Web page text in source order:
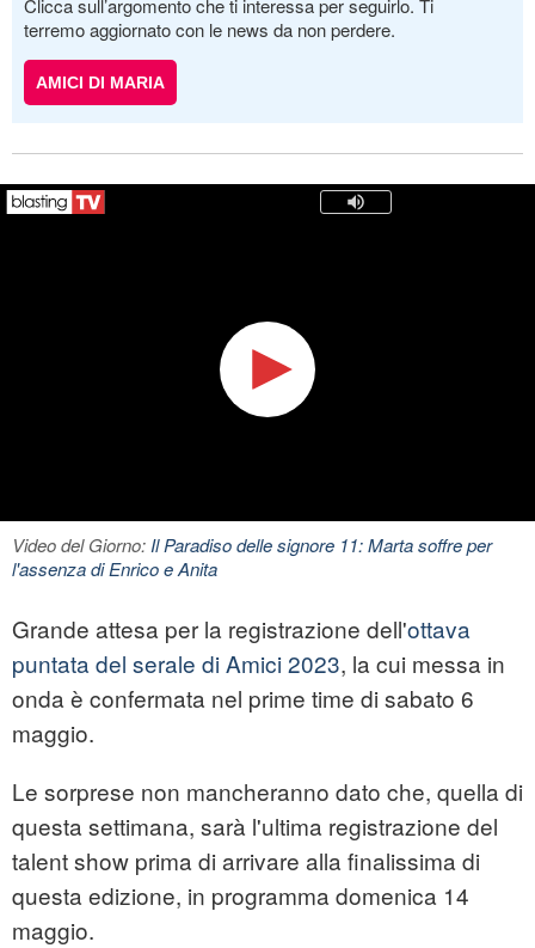
terremo aggiornato con le news da non perdere.
AMICI DI MARIA
Video del Giorno:Il Paradiso delle signore 11: Marta soffre per
l'assenza di Enrico e Anita
Grande attesa per la registrazione dell'ottava
puntata del serale di Amici 2023, la cui messa in
onda è confermata nel prime time di sabato 6
maggio.
Le sorprese non mancheranno dato che, quella di
questa settimana, sarà l'ultima registrazione del
talent show prima di arrivare alla finalissima di
questa edizione, in programma domenica 14
maggio.